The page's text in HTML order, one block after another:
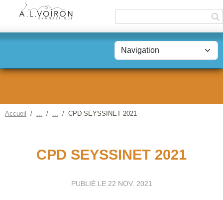
Accueil CPD SEYSSINET 2021
CPD SEYSSINET 2021
PUBLIÉ LE 22 NOV. 2021
Panneau de gestion des cookies